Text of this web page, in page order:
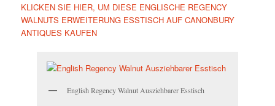
KLICKEN SIE HIER, UM DIESE ENGLISCHE REGENCY
WALNUTS ERWEITERUNG ESSTISCH AUF CANONBURY
ANTIQUES KAUFEN
English Regency Walnut Ausziehbarer Esstisch